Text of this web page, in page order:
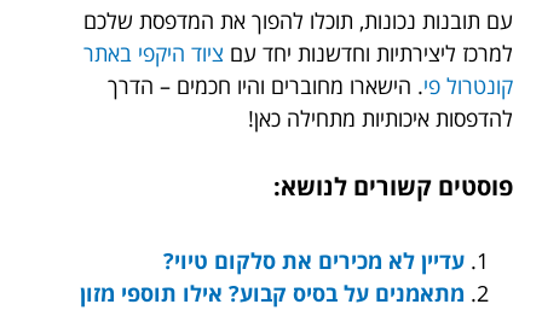
עם תובנות נכונות, תוכלו להפוך את המדפסת שלכם
למרכז ליצירתיות וחדשנות יחד עם ציוד היקפי באתר
קונטרול פי. הישארו מחוברים והיו חכמים – הדרך
להדפסות איכותיות מתחילה כאן!
פוסטים קשורים לנושא:
עדיין לא מכירים את סלקום טיוי?
מתאמנים על בסיס קבוע? אילו תוספי מזון